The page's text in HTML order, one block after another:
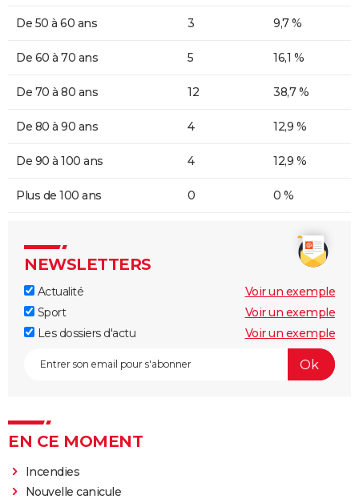
De 50 à 60 ans 3 9,7 %
De 60 à 70 ans 5 16,1 %
De 70 à 80 ans 12 38,7 %
De 80 à 90 ans 4 12,9 %
De 90 à 100 ans 4 12,9 %
Plus de 100 ans 0 0 %
NEWSLETTERS
Actualité
Voir un exemple
Sport
Voir un exemple
Les dossiers d'actu
Voir un exemple
EN CE MOMENT
Incendies
Nouvelle canicule